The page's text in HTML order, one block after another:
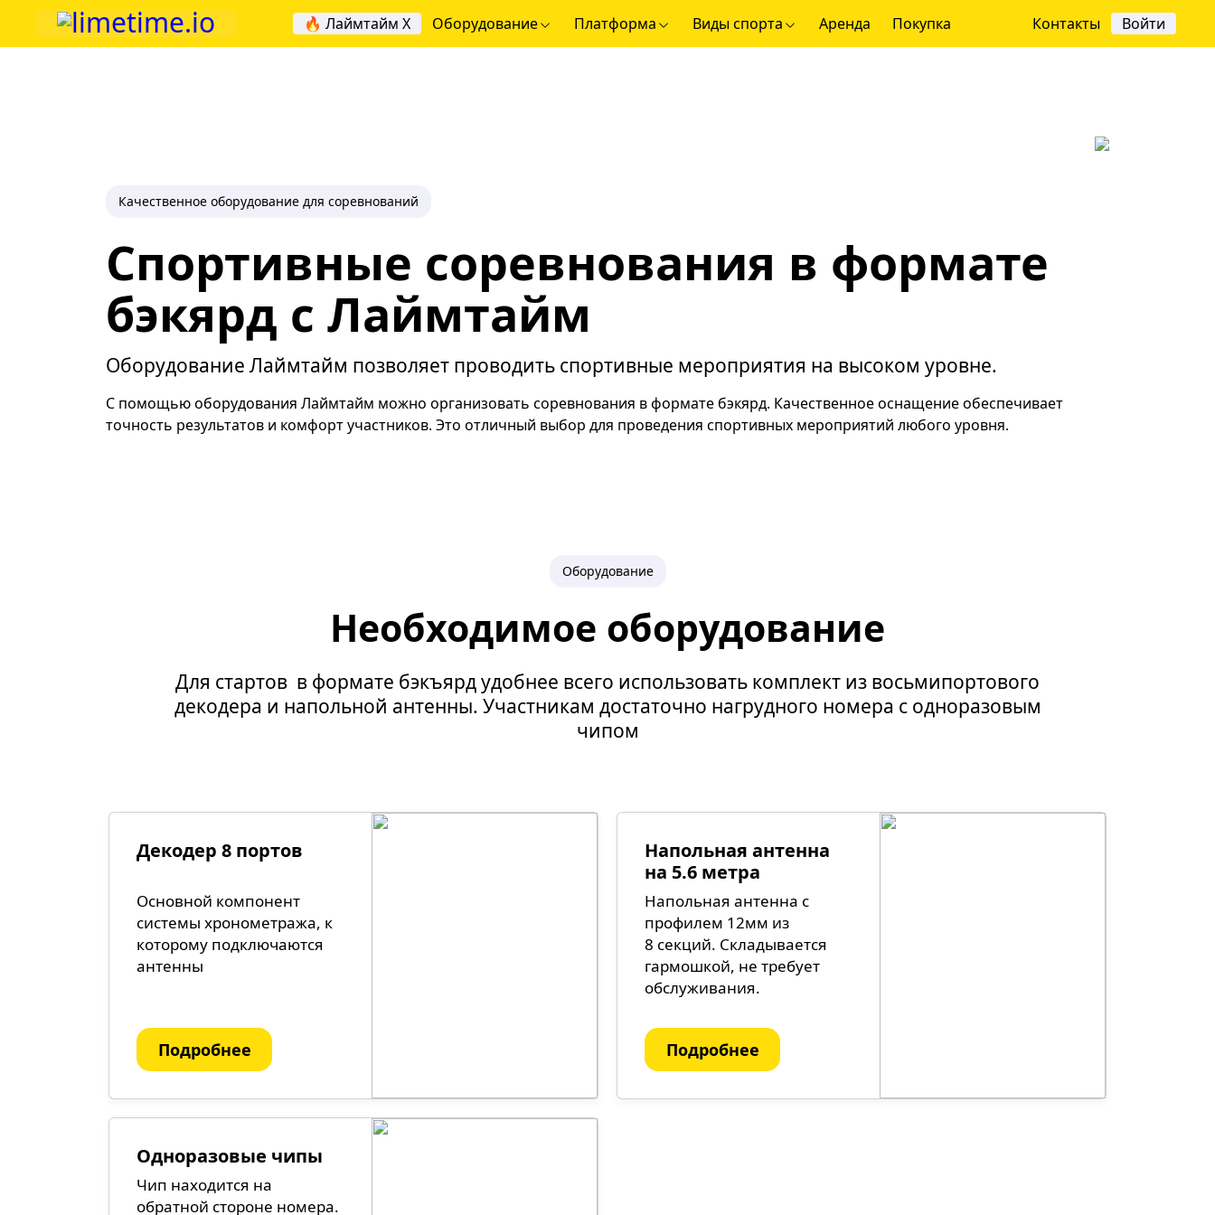
🔥 Лаймтайм Х Оборудование Платформа Виды спорта Аренда Покупка Контакты Войти
Качественное оборудование для соревнований
Спортивные соревнования в формате
бэкярд с Лаймтайм
Оборудование Лаймтайм позволяет проводить спортивные мероприятия на высоком уровне.
С помощью оборудования Лаймтайм можно организовать соревнования в формате бэкярд. Качественное оснащение обеспечивает
точность результатов и комфорт участников. Это отличный выбор для проведения спортивных мероприятий любого уровня.
Оборудование
Необходимое оборудование
Для стартов в формате бэкъярд удобнее всего использовать комплект из восьмипортового
декодера и напольной антенны. Участникам достаточно нагрудного номера с одноразовым
чипом
Декодер 8 портов
Основной компонент
системы хронометража, к
которому подключаются
антенны
Подробнее
Напольная антенна
на 5.6 метра
Напольная антенна с
профилем 12мм из
8 секций. Cкладывается
гармошкой, не требует
обслуживания.
Подробнее
Одноразовые чипы
Чип находится на
обратной стороне номера.